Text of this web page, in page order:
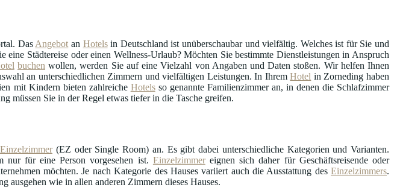
Das Angebot an Hotelsin Deutschland ist unüberschaubar und vielfältig. Welches ist für Sie und
Städtereise oder einen Wellness-Urlaub? Möchten Sie bestimmte Dienstleistungen in Anspruch
buchen wollen, werden Sie auf eine Vielzahl von Angaben und Daten stoßen. Wir helfen Ihnen
an unterschiedlichen Zimmern und vielfältigen Leistungen. In IhremHotel in Zorneding haben
mit Kindern bieten zahlreiche Hotelsso genannte Familienzimmer an, in denen die Schlafzimmer
müssen Sie in der Regel etwas tiefer in die Tasche greifen.
Einzelzimmer(EZ oder Single Room) an. Es gibt dabei unterschiedliche Kategorien und Varianten.
für eine Person vorgesehen ist. Einzelzimmereignen sich daher für Geschäftsreisende oder
möchten. Je nach Kategorie des Hauses variiert auch die Ausstattung des Einzelzimmers.
ausgehen wie in allen anderen Zimmern dieses Hauses.